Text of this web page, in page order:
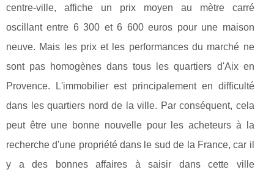
centre-ville, affiche un prix moyen au mètre carré
oscillant entre 6 300 et 6 600 euros pour une maison
neuve. Mais les prix et les performances du marché ne
sont pas homogènes dans tous les quartiers d'Aix en
Provence. L'immobilier est principalement en difficulté
dans les quartiers nord de la ville. Par conséquent, cela
peut être une bonne nouvelle pour les acheteurs à la
recherche d'une propriété dans le sud de la France, car il
y a des bonnes affaires à saisir dans cette ville